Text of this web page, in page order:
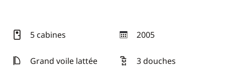
5 cabines 2005
année
Grand voile lattée
3 douches